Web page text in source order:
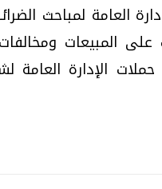
المبيعات
الإدارة العامة